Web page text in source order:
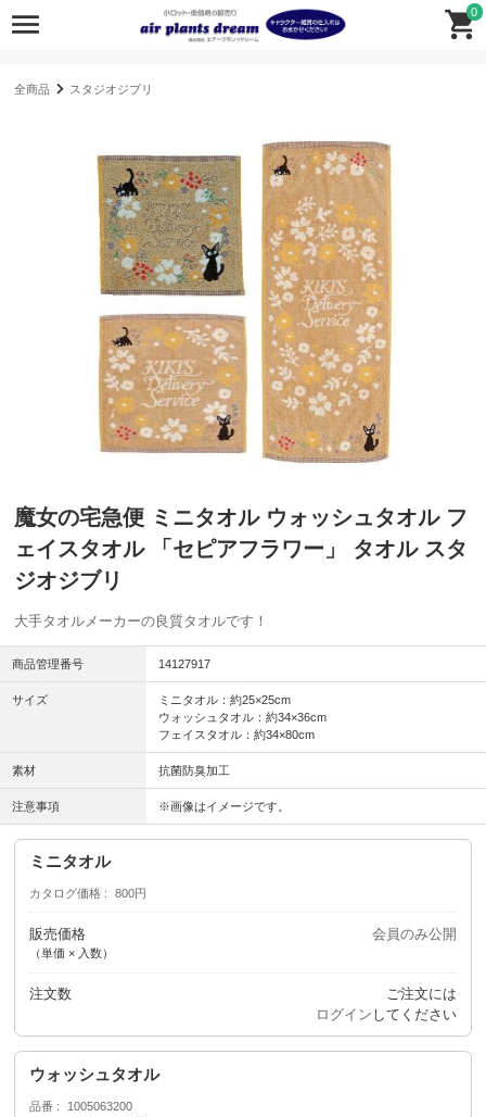
0
全商品 スタジオジブリ
魔女の宅急便 ミニタオル ウォッシュタオル フ
ェイスタオル 「セピアフラワー」 タオル スタ
ジオジブリ
大手タオルメーカーの良質タオルです！
商品管理番号 14127917
サイズ
ミニタオル：約25×25cm
ウォッシュタオル：約34×36cm
フェイスタオル：約34×80cm
素材 抗菌防臭加工
注意事項 ※画像はイメージです。
ミニタオル
カタログ価格 800円
販売価格
（単価 × 入数）
会員のみ公開
注文数
ご注文には
ログイン してください
ウォッシュタオル
品番
1005063200